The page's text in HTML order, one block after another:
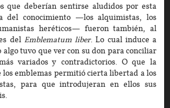
que deberían sentirse aludidos por esta
del conocimiento —los alquimistas, los
heréticos— fueron también, al
del Emblematum liber. Lo cual induce a
algo tuvo que ver con su don para conciliar
variados y contradictorios. O que la
los emblemas permitió cierta libertad a los
para que introdujeran en ellos sus